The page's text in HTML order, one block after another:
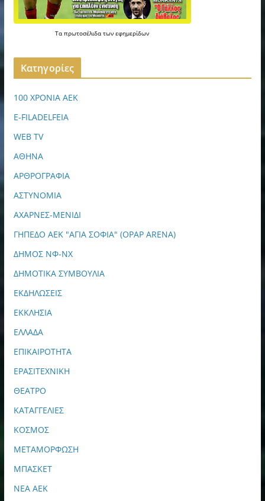
Ταπρωτοσέλιδατωνεφημερίδων
Kατηγορίες
100 ΧΡΟΝΙΑ ΑΕΚ
E-FILADELFEIA
WEB TV
ΑΘΗΝΑ
ΑΡΘΡΟΓΡΑΦΙΑ
ΑΣΤΥΝΟΜΙΑ
ΑΧΑΡΝΕΣ-ΜΕΝΙΔΙ
ΓΗΠΕΔΟ ΑΕΚ "ΑΓΙΑ ΣΟΦΙΑ" (OPAP ARENA)
ΔΗΜΟΣ ΝΦ-ΝΧ
ΔΗΜΟΤΙΚΑ ΣΥΜΒΟΥΛΙΑ
ΕΚΔΗΛΩΣΕΙΣ
ΕΚΚΛΗΣΙΑ
ΕΛΛΑΔΑ
ΕΠΙΚΑΙΡΟΤΗΤΑ
ΕΡΑΣΙΤΕΧΝΙΚΗ
ΘΕΑΤΡΟ
ΚΑΤΑΓΓΕΛΙΕΣ
ΚΟΣΜΟΣ
ΜΕΤΑΜΟΡΦΩΣΗ
ΜΠΑΣΚΕΤ
ΝΕΑ ΑΕΚ